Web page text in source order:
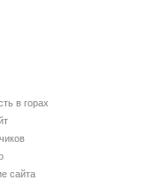
в горах
сайта